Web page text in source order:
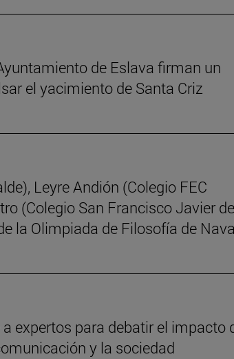
de Eslava firman un
el yacimiento de Santa Criz
Leyre Andión (Colegio FEC
(Colegio San Francisco Javier de
la Olimpiada de Filosofía de
expertos para debatir el impacto
y la sociedad